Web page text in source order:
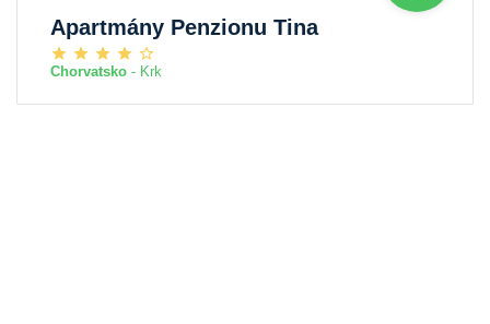
Apartmány Penzionu Tina
Chorvatsko - Krk